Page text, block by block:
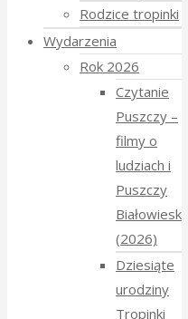
Rodzice tropinki
Wydarzenia
Rok 2026
Czytanie
Puszczy –
filmy o
ludziach i
Puszczy
Białowieskiej
(2026)
Dziesiąte
urodziny
Tropinki